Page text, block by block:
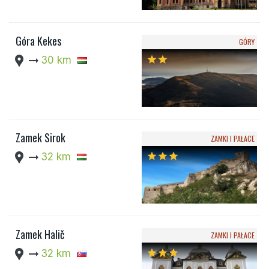
Góra Kekes
location_pin arrow_right_alt 30 km
GÓRY
starstar
Zamek Sirok
location_pin arrow_right_alt 32 km
ZAMKI I PAŁACE
starstarstar
Zamek Halič
location_pin arrow_right_alt 32 km
ZAMKI I PAŁACE
starstarstar